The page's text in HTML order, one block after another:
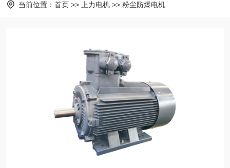
当前位置： 首页 >> 上力电机 >> 粉尘防爆电机